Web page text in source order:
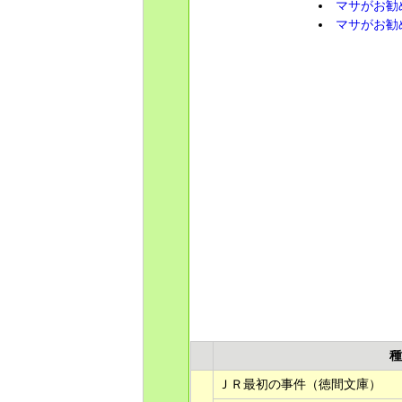
マサがお
マサがお
ＪＲ最初の事件（徳間文庫）